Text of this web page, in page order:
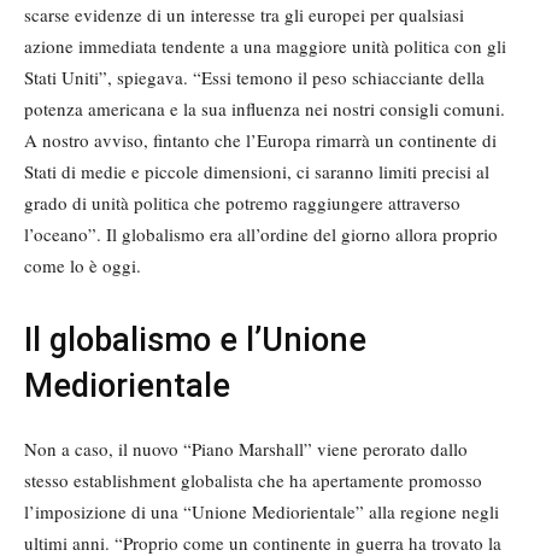
scarse evidenze di un interesse tra gli europei per qualsiasi
azione immediata tendente a una maggiore unità politica con gli
Stati Uniti”, spiegava. “Essi temono il peso schiacciante della
potenza americana e la sua influenza nei nostri consigli comuni.
A nostro avviso, fintanto che l’Europa rimarrà un continente di
Stati di medie e piccole dimensioni, ci saranno limiti precisi al
grado di unità politica che potremo raggiungere attraverso
l’oceano”. Il globalismo era all’ordine del giorno allora proprio
come lo è oggi.
Il globalismo e l’Unione
Mediorientale
Non a caso, il nuovo “Piano Marshall” viene perorato dallo
stesso establishment globalista che ha apertamente promosso
l’imposizione di una “Unione Mediorientale” alla regione negli
ultimi anni. “Proprio come un continente in guerra ha trovato la